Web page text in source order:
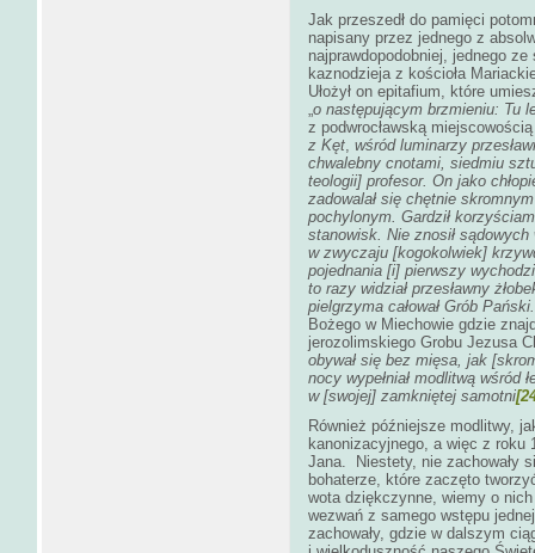
Jak przeszedł do pamięci
napisany przez jednego z
najprawdopodobniej, jednego
kaznodzieja z kościoła
Ułożył on epitafium, które
„o następującym brzmieniu: Tu
z podwrocławską
z Kęt, wśród luminarzy
chwalebny cnotami, siedmiu
teologii] profesor. On jako
zadowalał się chętnie
pochylonym. Gardził
stanowisk. Nie znosił
w zwyczaju [kogokolwiek]
pojednania [i] pierwszy
to razy widział przesławny
pielgrzyma całował Grób Pański.
Bożego w Miechowie gdzie
jerozolimskiego Grobu Jezusa
obywał się bez mięsa, jak
nocy wypełniał modlitwą wśród
w [swojej] zamkniętej samotni
Również późniejsze modlitwy,
kanonizacyjnego, a więc z roku
Jana. Niestety, nie zachowały
bohaterze, które zaczęto
wota dziękczynne, wiemy o
wezwań z samego wstępu
zachowały, gdzie w dalszym